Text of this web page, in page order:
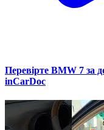
Перевірте BMW 7 за
inCarDoc